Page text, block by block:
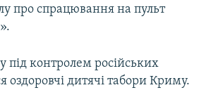
про спрацювання на пульт
під контролем російських
оздоровчі дитячі табори Криму.